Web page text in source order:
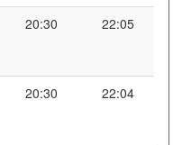
20:30 22:05
20:30 22:04